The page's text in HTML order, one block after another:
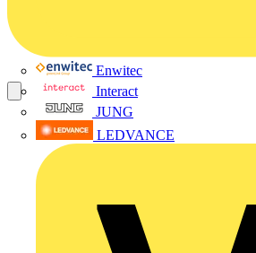
Enwitec
Interact
JUNG
LEDVANCE